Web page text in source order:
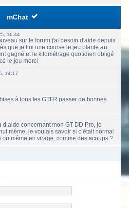
mChat
16:44
sur le forum j'ai besoin d'aide depuis
que je fini une course le jeu plante au
gagné et le kilométrage quotidien obligé
le jeu merci
14:17
à tous les GTFR passer de bonnes
d’aide concernant mon GT DD Pro, je
même, je voulais savoir si c’était normal
ou même en virage, comme des acoups ?
actif
je vais faire ça
et créer un topic pour ton sujet, il se